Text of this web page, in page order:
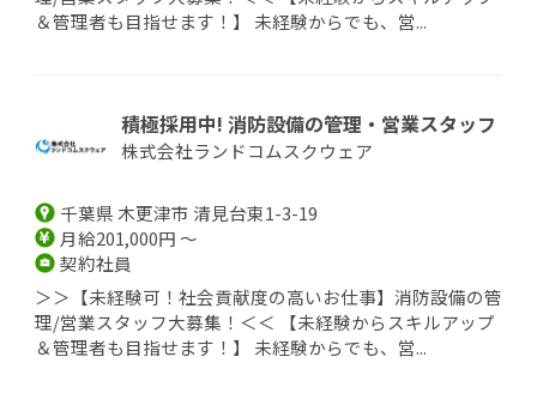
＆管理者も目指せます！】 未経験からでも、営...
積極採用中! 消防設備の管理・営業スタッフ
株式会社ランドコムスクウェア
千葉県 木更津市 清見台東1-3-19
月給201,000円 ～
契約社員
＞＞【未経験可！社会貢献度の高いお仕事】消防設備の管
理/営業スタッフ大募集！＜＜ 【未経験からスキルアップ
＆管理者も目指せます！】 未経験からでも、営...